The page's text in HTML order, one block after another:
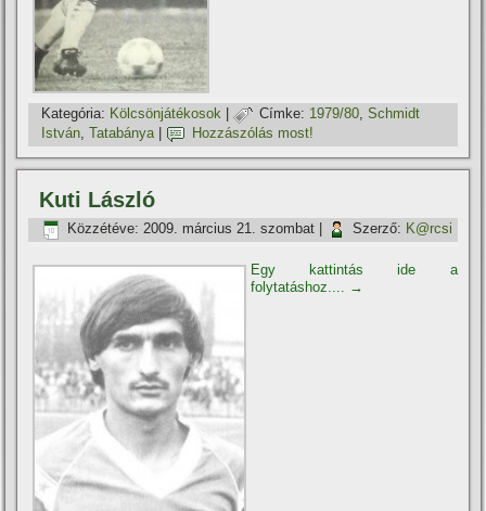
Kategória: Kölcsönjátékosok Címke: 1979/80 ,Schmidt
István ,Tatabánya Hozzászólás most!
Kuti László
Közzétéve: 2009. március 21. szombat Szerző: K@rcsi
Egy kattintás ide a
folytatáshoz....
→